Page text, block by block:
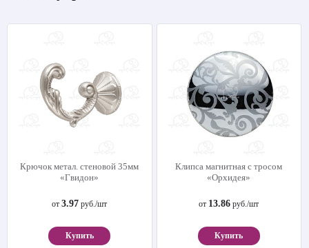
Крючок метал. стеновой 35мм
«Гвидон»
от3.97 руб./шт
Купить
Клипса магнитная с тросом
«Орхидея»
от 13.86 руб./шт
Купить